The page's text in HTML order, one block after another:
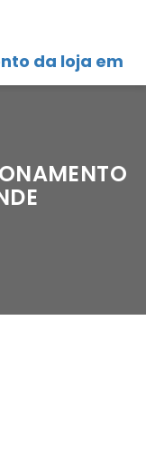
da loja em